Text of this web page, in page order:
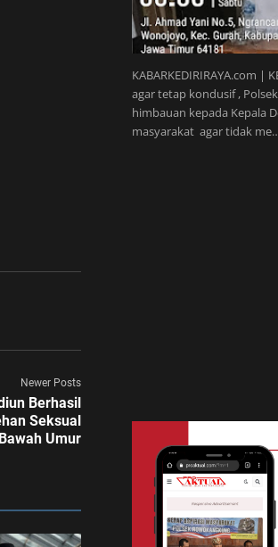
Newer Posts
Berhasil
Seksual
Umur
KABARKEDIRIRAYA.com |
agar tetap kondusif ,
himbauan kepada Kepala
masyarakat agar tidak